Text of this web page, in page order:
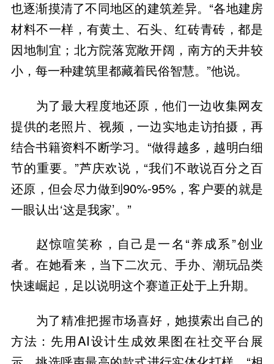
也逐渐摸清了不同地区的建筑差异。“各地建房
材料不一样，有黄土、石头、红砖青砖，都是
因地制宜；北方院落宽敞开阔，南方的天井较
小，每一种建筑里都藏着民俗智慧。”他说。
为了最大程度地还原，他们一边收集网友
提供的老照片、视频，一边实地走访拍摄，再
结合书籍资料不断学习。“做得越多，越明白细
节的重要。”芦庆欢说，“我们不敢说百分之百
还原，但会尽力做到90%-95%，客户要的就是
一眼认出‘这是我家’。”
赵惊喧笑称，自己是一名“养成系”创业
者。在她看来，当下二次元、手办、潮玩品类
快速崛起，足以说明这个赛道正处于上升期。
为了精准把握市场喜好，她摸索出自己的
方法：先用AI设计生成效果图在社交平台展